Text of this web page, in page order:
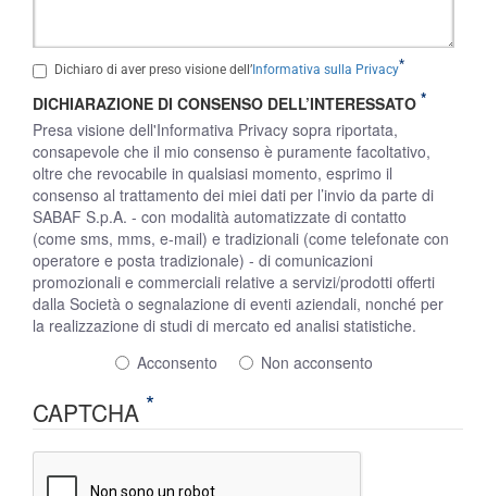
Dichiaro di aver preso visione dell’Informativa sulla Privacy
DICHIARAZIONE DI CONSENSO DELL’INTERESSATO
Presa visione dell'Informativa Privacy sopra riportata,
consapevole che il mio consenso è puramente facoltativo,
oltre che revocabile in qualsiasi momento, esprimo il
consenso al trattamento dei miei dati per l’invio da parte di
SABAF S.p.A. - con modalità automatizzate di contatto
(come sms, mms, e-mail) e tradizionali (come telefonate con
operatore e posta tradizionale) - di comunicazioni
promozionali e commerciali relative a servizi/prodotti offerti
dalla Società o segnalazione di eventi aziendali, nonché per
la realizzazione di studi di mercato ed analisi statistiche.
Acconsento
Non acconsento
CAPTCHA